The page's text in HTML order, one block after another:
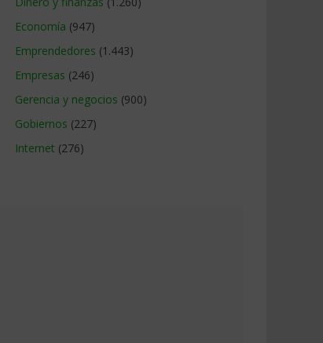
Economía (947)
Emprendedores (1.443)
Empresas (246)
Gerencia y negocios (900)
Gobiernos (227)
Internet (276)